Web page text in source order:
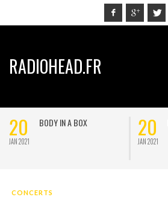
RADIOHEAD.FR
20
JAN 2021
BODY IN A BOX 20
JAN 2021
CONCERTS